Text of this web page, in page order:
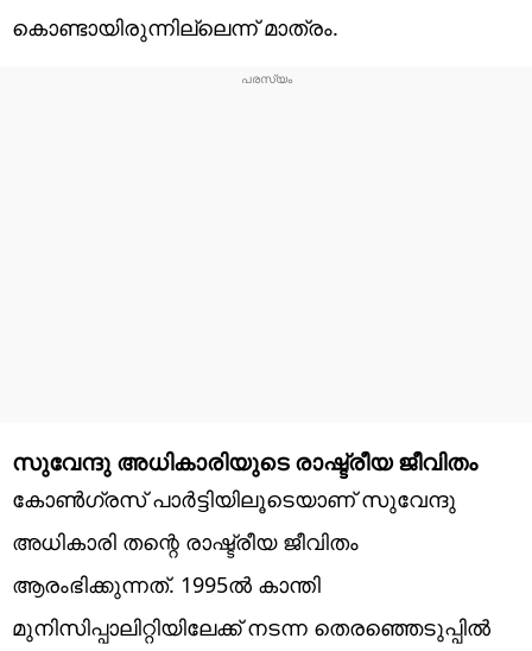
കൊണ്ടായിരുന്നില്ലെന്ന് മാത്രം.
സുവേന്ദു അധികാരിയുടെ രാഷ്ട്രീയ ജീവിതം
കോണ്‍ഗ്രസ് പാര്‍ട്ടിയിലൂടെയാണ് സുവേന്ദു
അധികാരി തന്റെ രാഷ്ട്രീയ ജീവിതം
ആരംഭിക്കുന്നത്. 1995ല്‍ കാന്തി
മുനിസിപ്പാലിറ്റിയിലേക്ക് നടന്ന തെരഞ്ഞെടുപ്പില്‍